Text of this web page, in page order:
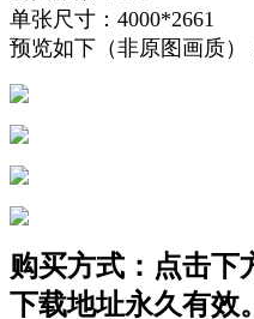
单张尺寸：4000*2661
预览如下（非原图画质）
购买方式：点击下
下载地址永久有效。